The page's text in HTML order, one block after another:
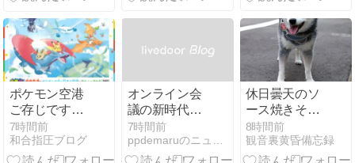
実力
ポケモン空港
ご存じです
か？
7時間前
和合指圧ブログ
オンライン会
議の新時代を
築く高画質
WEBカメラの
革命
7時間前
休日曇天のソ
ース焼きそば
と「マイプラ
イベートアイ
ダホ」とよく
8時間前
観音裏黄昏備忘録